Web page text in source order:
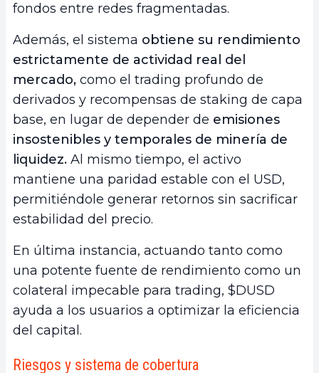
fondos entre redes fragmentadas.
Además, el sistema obtiene su rendimiento
estrictamente de actividad real del
mercado, como el trading profundo de
derivados y recompensas de staking de capa
base, en lugar de depender de emisiones
insostenibles y temporales de minería de
liquidez. Al mismo tiempo, el activo
mantiene una paridad estable con el USD,
permitiéndole generar retornos sin sacrificar
estabilidad del precio.
En última instancia, actuando tanto como
una potente fuente de rendimiento como un
colateral impecable para trading, $DUSD
ayuda a los usuarios a optimizar la eficiencia
del capital.
Riesgos y sistema de cobertura